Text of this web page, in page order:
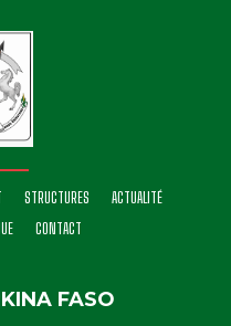
STRUCTURES
ACTUALITÉ
CONTACT
FASO